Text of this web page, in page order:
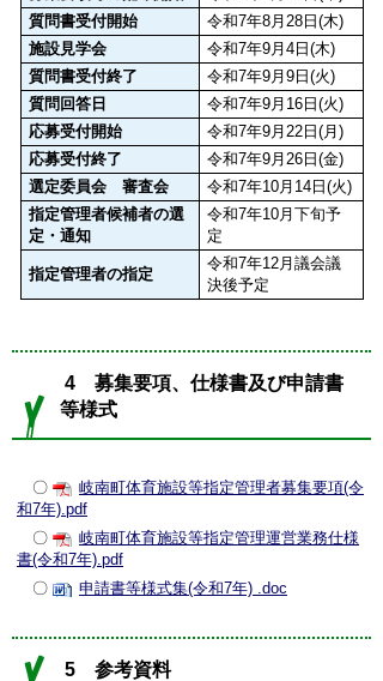
質問書受付開始
令和7年8月28日(木)
施設見学会
令和7年9月4日(木)
質問書受付終了
令和7年9月9日(火)
質問回答日
令和7年9月16日(火)
応募受付開始
令和7年9月22日(月)
応募受付終了
令和7年9月26日(金)
選定委員会 審査会
令和7年10月14日(火)
指定管理者候補者の選
定・通知
令和7年10月下旬予
定
指定管理者の指定
令和7年12月議会議
決後予定
4 募集要項、仕様書及び申請書
等様式
〇
岐南町体育施設等指定管理者募集要項(令
和7年).pdf
〇
岐南町体育施設等指定管理運営業務仕様
書(令和7年).pdf
〇
申請書等様式集(令和7年) .doc
5 参考資料